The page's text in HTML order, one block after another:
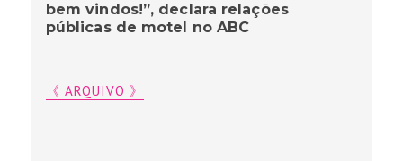
bem vindos!”, declara relações
públicas de motel no ABC
《 ARQUIVO 》